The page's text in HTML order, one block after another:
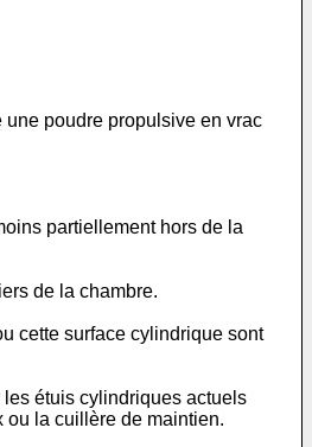
poudre propulsive en vrac
partiellement hors de la
de la chambre.
cette surface cylindrique sont
étuis cylindriques actuels
la cuillère de maintien.